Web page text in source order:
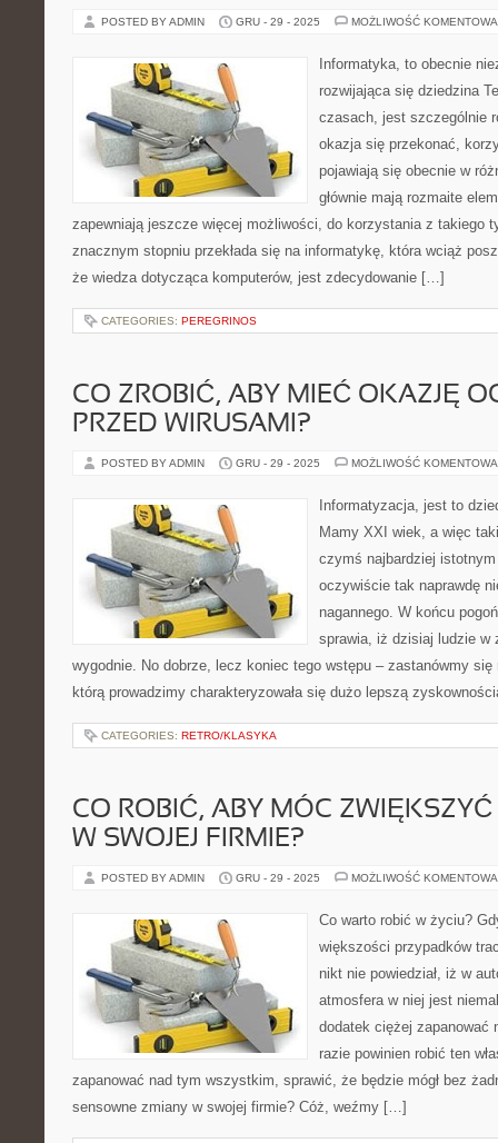
POSTED BY ADMIN GRU - 29 - 2025 MOŻLIWOŚĆ
Informatyka, to obecnie
rozwijająca się dziedzina
czasach, jest szczególnie
okazja się przekonać,
pojawiają się obecnie w
głównie mają rozmaite
zapewniają jeszcze więcej możliwości, do korzystania z takiego
znacznym stopniu przekłada się na informatykę, która wciąż
że wiedza dotycząca komputerów, jest zdecydowanie […]
CATEGORIES: PEREGRINOS
CO ZROBIĆ, ABY MIEĆ OKAZJĘ
PRZED WIRUSAMI?
POSTED BY ADMIN GRU - 29 - 2025 MOŻLIWOŚĆ
Informatyzacja, jest to
Mamy XXI wiek, a więc
czymś najbardziej
oczywiście tak naprawdę
nagannego. W końcu
sprawia, iż dzisiaj ludzie w
wygodnie. No dobrze, lecz koniec tego wstępu – zastanówmy
którą prowadzimy charakteryzowała się dużo lepszą
CATEGORIES: RETRO/KLASYKA
CO ROBIĆ, ABY MÓC
W SWOJEJ FIRMIE?
POSTED BY ADMIN GRU - 29 - 2025 MOŻLIWOŚĆ
Co warto robić w życiu?
większości przypadków
nikt nie powiedział, iż w
atmosfera w niej jest
dodatek ciężej zapanować
razie powinien robić ten
zapanować nad tym wszystkim, sprawić, że będzie mógł bez
sensowne zmiany w swojej firmie? Cóż, weźmy […]